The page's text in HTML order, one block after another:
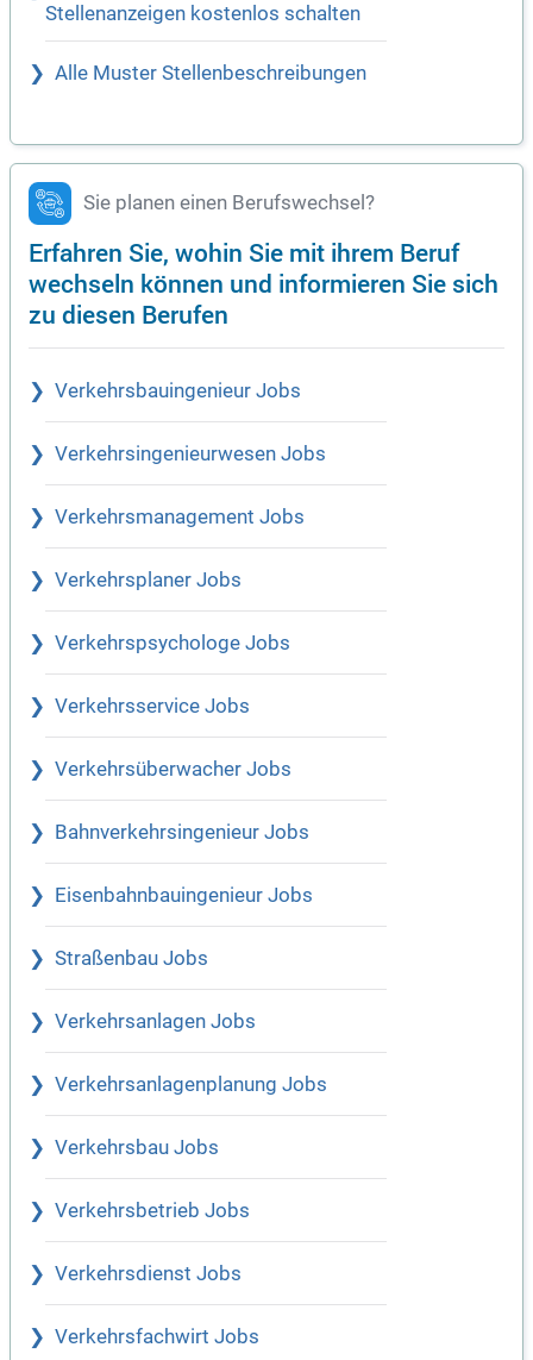
Stellenanzeigen kostenlos schalten
Alle Muster Stellenbeschreibungen
Sie planen einen Berufswechsel?
Erfahren Sie, wohin Sie mit ihrem Beruf
wechseln können und informieren Sie sich
zu diesen Berufen
Verkehrsbauingenieur Jobs
Verkehrsingenieurwesen Jobs
Verkehrsmanagement Jobs
Verkehrsplaner Jobs
Verkehrspsychologe Jobs
Verkehrsservice Jobs
Verkehrsüberwacher Jobs
Bahnverkehrsingenieur Jobs
Eisenbahnbauingenieur Jobs
Straßenbau Jobs
Verkehrsanlagen Jobs
Verkehrsanlagenplanung Jobs
Verkehrsbau Jobs
Verkehrsbetrieb Jobs
Verkehrsdienst Jobs
Verkehrsfachwirt Jobs